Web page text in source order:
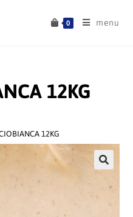
0 menu
12KG
12KG